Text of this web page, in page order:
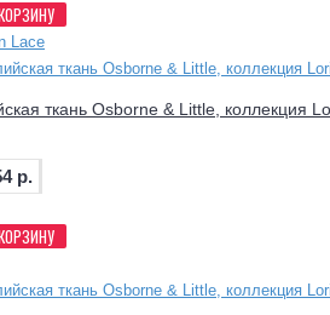
Lace
ткань Osborne & Little, коллекция
р.